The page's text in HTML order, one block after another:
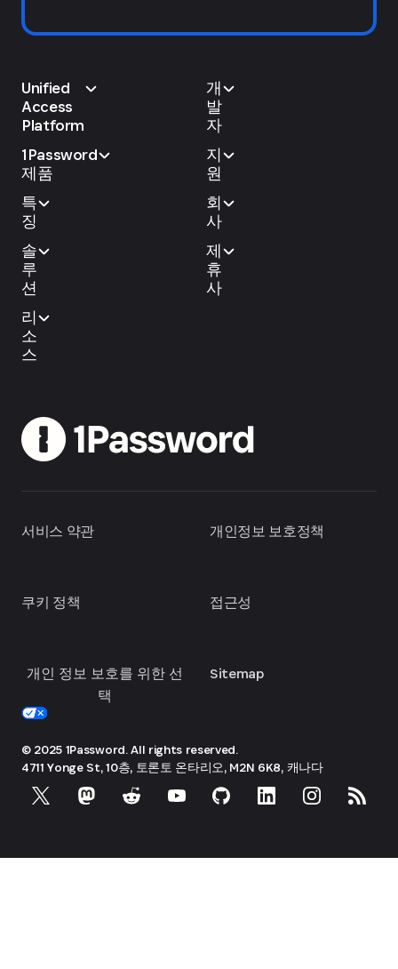
Unified
Access
Platform
1Password
제품
특
징
솔
루
션
리
소
스
개
발
자
지
원
회
사
제
휴
사
서비스 약관
쿠키 정책
개인 정보 보호를 위한 선
택
개인정보 보호정책
접근성
Sitemap
© 2025 1Password. All rights reserved.
4711 Yonge St, 10층, 토론토 온타리오, M2N 6K8, 캐나다